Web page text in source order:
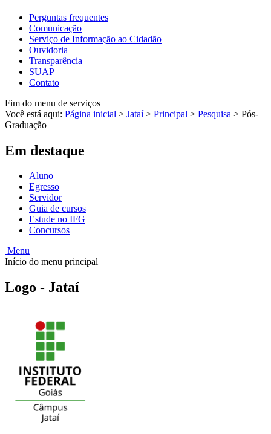
Perguntas frequentes
Comunicação
Serviço de Informação ao Cidadão
Ouvidoria
Transparência
SUAP
Contato
Fim do menu de serviços
Você está aqui: Página inicial > Jataí > Principal > Pesquisa > Pós-
Graduação
Em destaque
Aluno
Egresso
Servidor
Guia de cursos
Estude no IFG
Concursos
Menu
Início do menu principal
Logo - Jataí